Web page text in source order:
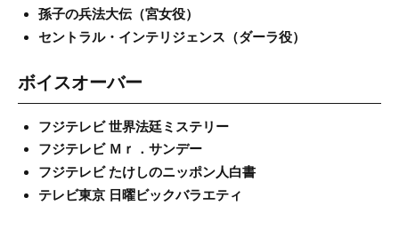
孫子の兵法大伝（宮女役）
セントラル・インテリジェンス（ダーラ役）
ボイスオーバー
フジテレビ 世界法廷ミステリー
フジテレビ Ｍｒ．サンデー
フジテレビ たけしのニッポン人白書
テレビ東京 日曜ビックバラエティ